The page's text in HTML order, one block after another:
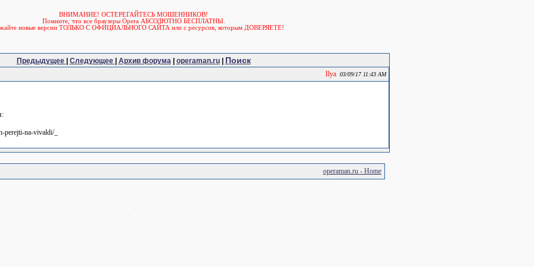
ВНИМАНИЕ! ОСТЕРЕГАЙТЕСЬ МОШЕННИКОВ!
Помните, что все браузеры Opera АБСОЛЮТНО БЕСПЛАТНЫ.
новые версии ТОЛЬКО С ОФИЦИАЛЬНОГО САЙТА или с ресурсов, которым ДОВЕРЯЕТЕ!
Предыдущее Следующее Архив форума| operaman.ru| Поиск
Ilya 03/09/17 11:43 AM
perejti-na-vivaldi/_
operaman.ru - Home